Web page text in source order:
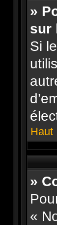
»
sur
Si
Haut
»
«